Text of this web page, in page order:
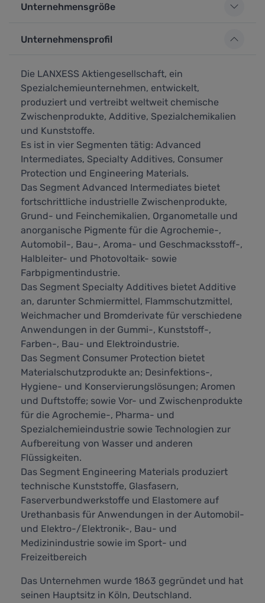
Unternehmensgröße
Unternehmensprofil
Die LANXESS Aktiengesellschaft, ein
Spezialchemieunternehmen, entwickelt,
produziert und vertreibt weltweit chemische
Zwischenprodukte, Additive, Spezialchemikalien
und Kunststoffe.
Es ist in vier Segmenten tätig: Advanced
Intermediates, Specialty Additives, Consumer
Protection und Engineering Materials.
Das Segment Advanced Intermediates bietet
fortschrittliche industrielle Zwischenprodukte,
Grund- und Feinchemikalien, Organometalle und
anorganische Pigmente für die Agrochemie-,
Automobil-, Bau-, Aroma- und Geschmacksstoff-,
Halbleiter- und Photovoltaik- sowie
Farbpigmentindustrie.
Das Segment Specialty Additives bietet Additive
an, darunter Schmiermittel, Flammschutzmittel,
Weichmacher und Bromderivate für verschiedene
Anwendungen in der Gummi-, Kunststoff-,
Farben-, Bau- und Elektroindustrie.
Das Segment Consumer Protection bietet
Materialschutzprodukte an; Desinfektions-,
Hygiene- und Konservierungslösungen; Aromen
und Duftstoffe; sowie Vor- und Zwischenprodukte
für die Agrochemie-, Pharma- und
Spezialchemieindustrie sowie Technologien zur
Aufbereitung von Wasser und anderen
Flüssigkeiten.
Das Segment Engineering Materials produziert
technische Kunststoffe, Glasfasern,
Faserverbundwerkstoffe und Elastomere auf
Urethanbasis für Anwendungen in der Automobil-
und Elektro-/Elektronik-, Bau- und
Medizinindustrie sowie im Sport- und
Freizeitbereich
Das Unternehmen wurde 1863 gegründet und hat
seinen Hauptsitz in Köln, Deutschland.